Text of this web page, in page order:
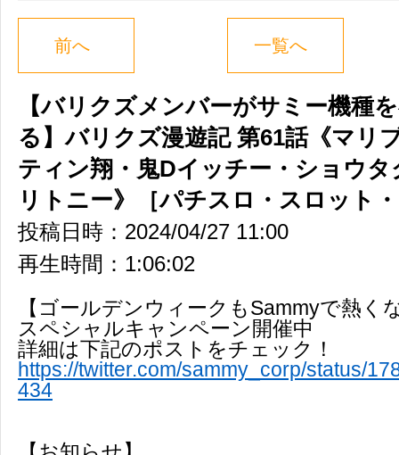
前へ 一覧へ
【バリクズメンバーがサミー機種
る】バリクズ漫遊記 第61話《マリ
ティン翔・鬼Dイッチー・ショウ
リトニー》［パチスロ・スロット
投稿日時：2024/04/27 11:00
再生時間：1:06:02
【ゴールデンウィークもSammyで熱く
スペシャルキャンペーン開催中
詳細は下記のポストをチェック！
https://twitter.com/sammy_corp/status/
434